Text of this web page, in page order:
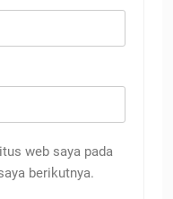
web saya pada
berikutnya.